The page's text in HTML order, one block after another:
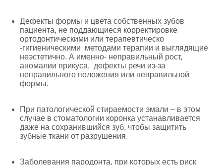
Дефекты формы и цвета собственных зубов
пациента, не поддающиеся корректировке
ортодонтическими или терапевтическо
-гигиеническими методами терапии и выглядящие
неэстетично. А именно- неправильный рост,
аномалии прикуса, дефекты речи из-за
неправильного положения или неправильной
формы.
При патологической стираемости эмали – в этом
случае в стоматологии коронка устанавливается
даже на сохранившийся зуб, чтобы защитить
зубные ткани от разрушения.
Заболевания пародонта, при которых есть риск